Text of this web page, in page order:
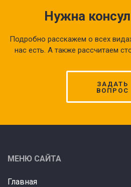
Нужна
Подробно расскажем о всех
нас есть. А также рассчитаем
ЗАДАТЬ
ВОПРОС
МЕНЮ САЙТА
Главная